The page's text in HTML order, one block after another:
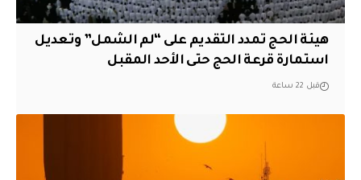
هيئة الحج تمدد التقديم على “لم الشمل” وتعديل
استمارة قرعة الحج حتى الأحد المقبل
قبل 22 ساعة